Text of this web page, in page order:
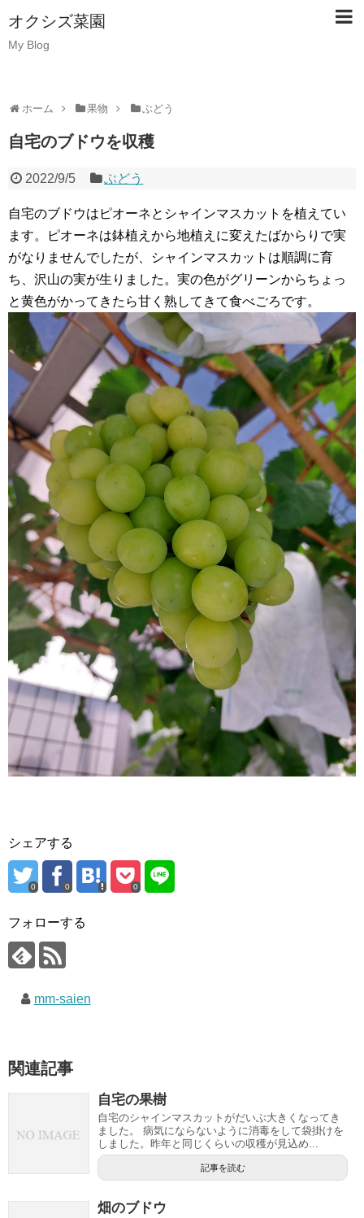
オクシズ菜園
My Blog
ホーム 果物 ぶどう
自宅のブドウを収穫
2022/9/5 ぶどう
自宅のブドウはピオーネとシャインマスカットを植えてい
ます。ピオーネは鉢植えから地植えに変えたばからりで実
がなりませんでしたが、シャインマスカットは順調に育
ち、沢山の実が生りました。実の色がグリーンからちょっ
と黄色がかってきたら甘く熟してきて食べごろです。
シェアする
0 0 0
フォローする
mm-saien
関連記事
自宅の果樹
自宅のシャインマスカットがだいぶ大きくなってき
ました。 病気にならないように消毒をして袋掛けを
しました。昨年と同じくらいの収穫が見込め...
記事を読む
畑のブドウ